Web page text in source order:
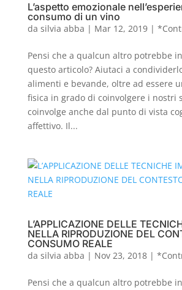
L’aspetto emozionale
consumo di un vino
da silvia abba | Mar 12, 2019|
Pensi che a qualcun altro potrebbe
questo articolo? Aiutaci a
alimenti e bevande, oltre ad essere
fisica in grado di coinvolgere i nostri
coinvolge anche dal punto di vista
affettivo. Il...
L’APPLICAZIONE DELLE
NELLA RIPRODUZIONE DEL
CONSUMO REALE
da silvia abba | Nov 23, 2018|
Pensi che a qualcun altro potrebbe